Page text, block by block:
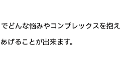
どんな悩みやコンプレックスを抱え
げることが出来ます。